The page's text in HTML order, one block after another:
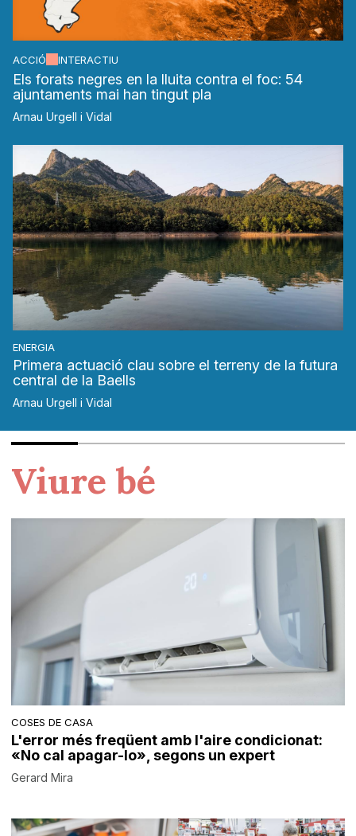
ACCIÓ INTERACTIU
Els forats negres en la lluita contra el foc: 54
ajuntaments mai han tingut pla
Arnau Urgell i Vidal
ENERGIA
Primera actuació clau sobre el terreny de la futura
central de la Baells
Arnau Urgell i Vidal
Viure bé
COSES DE CASA
L'error més freqüent amb l'aire condicionat:
«No cal apagar-lo», segons un expert
Gerard Mira